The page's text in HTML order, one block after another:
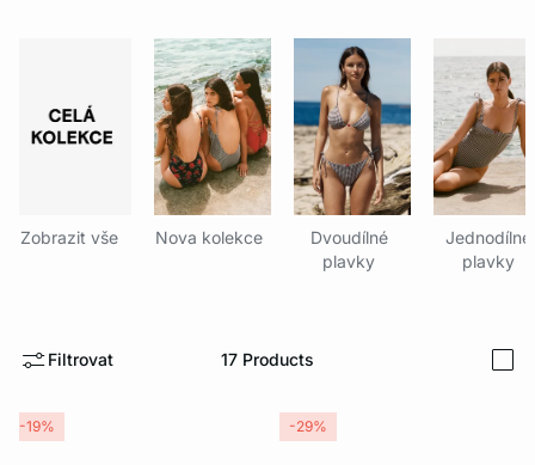
Zobrazit vše Nova kolekce
Dvoudílné
plavky
Jednodílné
plavky
Filtrovat 17 Products
-19% -29%